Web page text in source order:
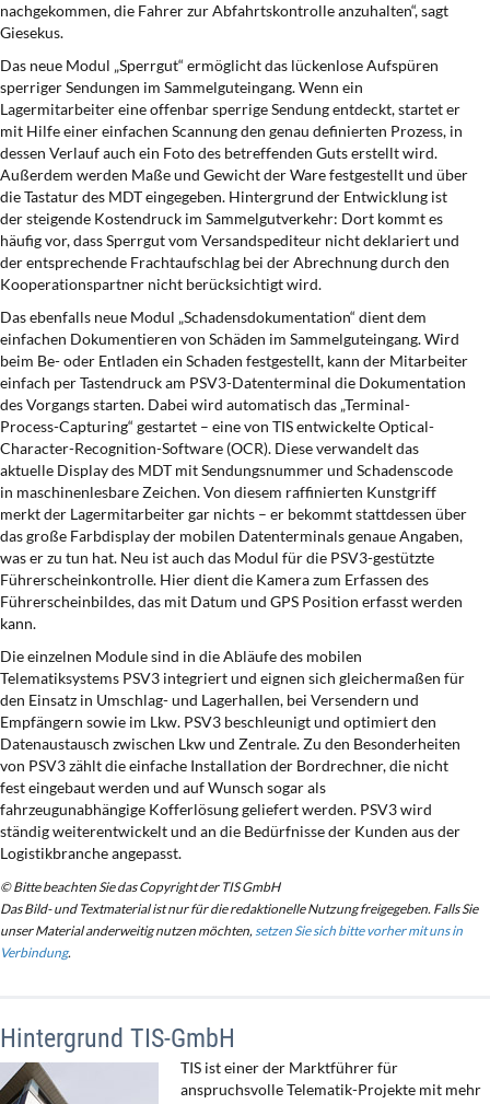
nachgekommen, die Fahrer zur Abfahrtskontrolle anzuhalten“, sagt
Giesekus.
Das neue Modul „Sperrgut“ ermöglicht das lückenlose Aufspüren
sperriger Sendungen im Sammelguteingang. Wenn ein
Lagermitarbeiter eine offenbar sperrige Sendung entdeckt, startet er
mit Hilfe einer einfachen Scannung den genau definierten Prozess, in
dessen Verlauf auch ein Foto des betreffenden Guts erstellt wird.
Außerdem werden Maße und Gewicht der Ware festgestellt und über
die Tastatur des MDT eingegeben. Hintergrund der Entwicklung ist
der steigende Kostendruck im Sammelgutverkehr: Dort kommt es
häufig vor, dass Sperrgut vom Versandspediteur nicht deklariert und
der entsprechende Frachtaufschlag bei der Abrechnung durch den
Kooperationspartner nicht berücksichtigt wird.
Das ebenfalls neue Modul „Schadensdokumentation“ dient dem
einfachen Dokumentieren von Schäden im Sammelguteingang. Wird
beim Be- oder Entladen ein Schaden festgestellt, kann der Mitarbeiter
einfach per Tastendruck am PSV3-Datenterminal die Dokumentation
des Vorgangs starten. Dabei wird automatisch das „Terminal-
Process-Capturing“ gestartet – eine von TIS entwickelte Optical-
Character-Recognition-Software (OCR). Diese verwandelt das
aktuelle Display des MDT mit Sendungsnummer und Schadenscode
in maschinenlesbare Zeichen. Von diesem raffinierten Kunstgriff
merkt der Lagermitarbeiter gar nichts – er bekommt stattdessen über
das große Farbdisplay der mobilen Datenterminals genaue Angaben,
was er zu tun hat. Neu ist auch das Modul für die PSV3-gestützte
Führerscheinkontrolle. Hier dient die Kamera zum Erfassen des
Führerscheinbildes, das mit Datum und GPS Position erfasst werden
kann.
Die einzelnen Module sind in die Abläufe des mobilen
Telematiksystems PSV3 integriert und eignen sich gleichermaßen für
den Einsatz in Umschlag- und Lagerhallen, bei Versendern und
Empfängern sowie im Lkw. PSV3 beschleunigt und optimiert den
Datenaustausch zwischen Lkw und Zentrale. Zu den Besonderheiten
von PSV3 zählt die einfache Installation der Bordrechner, die nicht
fest eingebaut werden und auf Wunsch sogar als
fahrzeugunabhängige Kofferlösung geliefert werden. PSV3 wird
ständig weiterentwickelt und an die Bedürfnisse der Kunden aus der
Logistikbranche angepasst.
© Bitte beachten Sie das Copyright der TIS GmbH
Das Bild- und Textmaterial ist nur für die redaktionelle Nutzung freigegeben. Falls Sie
unser Material anderweitig nutzen möchten,setzen Sie sich bitte vorher mit uns in
Verbindung.
Hintergrund TIS-GmbH
TIS ist einer der Marktführer für
anspruchsvolle Telematik-Projekte mit mehr